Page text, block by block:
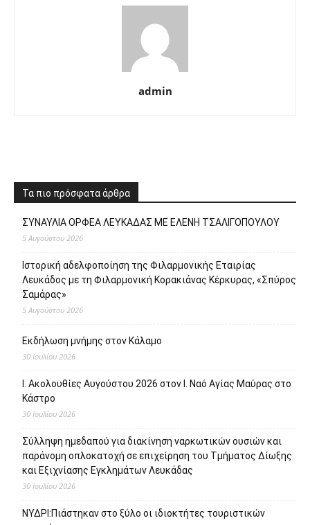
admin
Τα πιο πρόσφατα άρθρα
ΣΥΝΑΥΛΙΑ ΟΡΦΕΑ ΛΕΥΚΑΔΑΣ ΜΕ ΕΛΕΝΗ ΤΣΑΛΙΓΟΠΟΥΛΟΥ
5 Αυγούστου 2026
Ιστορική αδελφοποίηση της Φιλαρμονικής Εταιρίας
Λευκάδος με τη Φιλαρμονική Κορακιάνας Κέρκυρας, «Σπύρος
Σαμάρας»
5 Αυγούστου 2026
Εκδήλωση μνήμης στον Κάλαμο
30 Ιουλίου 2026
Ι. Ακολουθίες Αυγούστου 2026 στον Ι. Ναό Αγίας Μαύρας στο
Κάστρο
30 Ιουλίου 2026
Σύλληψη ημεδαπού για διακίνηση ναρκωτικών ουσιών και
παράνομη οπλοκατοχή σε επιχείρηση του Τμήματος Δίωξης
και Εξιχνίασης Εγκλημάτων Λευκάδας
30 Ιουλίου 2026
ΝΥΔΡΙ:Πιάστηκαν στο ξύλο οι ιδιοκτήτες τουριστικών